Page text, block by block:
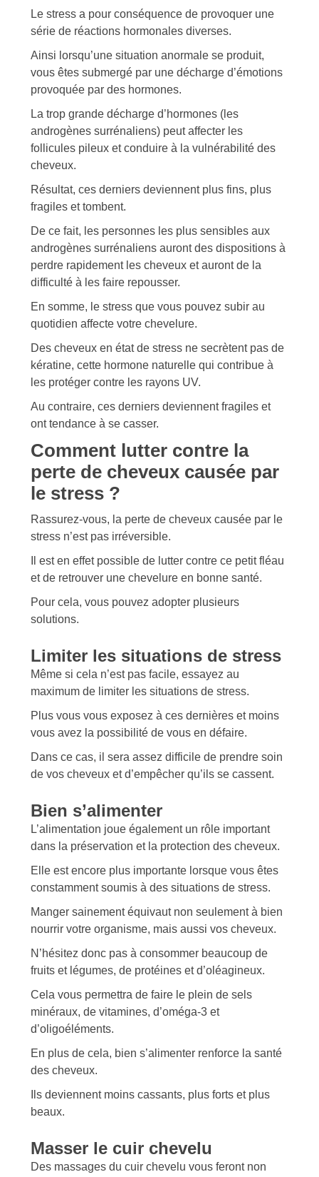
Le stress a pour conséquence de provoquer une
série de réactions hormonales diverses.
Ainsi lorsqu’une situation anormale se produit,
vous êtes submergé par une décharge d’émotions
provoquée par des hormones.
La trop grande décharge d’hormones (les
androgènes surrénaliens) peut affecter les
follicules pileux et conduire à la vulnérabilité des
cheveux.
Résultat, ces derniers deviennent plus fins, plus
fragiles et tombent.
De ce fait, les personnes les plus sensibles aux
androgènes surrénaliens auront des dispositions à
perdre rapidement les cheveux et auront de la
difficulté à les faire repousser.
En somme, le stress que vous pouvez subir au
quotidien affecte votre chevelure.
Des cheveux en état de stress ne secrètent pas de
kératine, cette hormone naturelle qui contribue à
les protéger contre les rayons UV.
Au contraire, ces derniers deviennent fragiles et
ont tendance à se casser.
Comment lutter contre la
perte de cheveux causée par
le stress ?
Rassurez-vous, la perte de cheveux causée par le
stress n’est pas irréversible.
Il est en effet possible de lutter contre ce petit fléau
et de retrouver une chevelure en bonne santé.
Pour cela, vous pouvez adopter plusieurs
solutions.
Limiter les situations de stress
Même si cela n’est pas facile, essayez au
maximum de limiter les situations de stress.
Plus vous vous exposez à ces dernières et moins
vous avez la possibilité de vous en défaire.
Dans ce cas, il sera assez difficile de prendre soin
de vos cheveux et d’empêcher qu’ils se cassent.
Bien s’alimenter
L’alimentation joue également un rôle important
dans la préservation et la protection des cheveux.
Elle est encore plus importante lorsque vous êtes
constamment soumis à des situations de stress.
Manger sainement équivaut non seulement à bien
nourrir votre organisme, mais aussi vos cheveux.
N’hésitez donc pas à consommer beaucoup de
fruits et légumes, de protéines et d’oléagineux.
Cela vous permettra de faire le plein de sels
minéraux, de vitamines, d’oméga-3 et
d’oligoéléments.
En plus de cela, bien s’alimenter renforce la santé
des cheveux.
Ils deviennent moins cassants, plus forts et plus
beaux.
Masser le cuir chevelu
Des massages du cuir chevelu vous feront non